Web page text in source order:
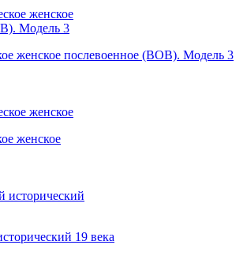
женское послевоенное (ВОВ). Модель 3
женское
19 века